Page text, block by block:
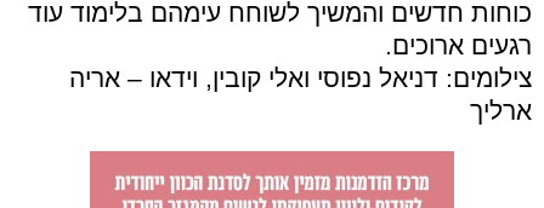
כוחות חדשים והמשיך לשוחח עימהם בלימוד עוד
רגעים ארוכים.
צילומים: דניאל נפוסי ואלי קובין, וידאו – אריה
ארליך